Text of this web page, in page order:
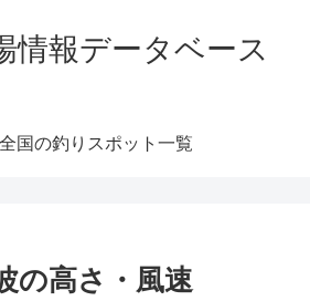
情報データベース
全国の釣りスポット一覧
の高さ・風速